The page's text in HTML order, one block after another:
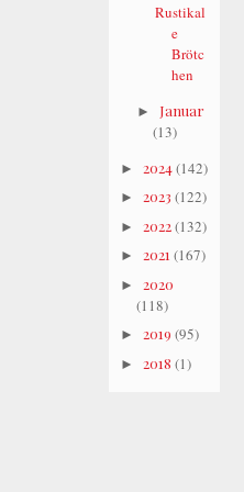
Rustikal
e
Brötc
hen
► Januar
(13)
► 2024(142)
► 2023 (122)
► 2022(132)
► 2021 (167)
► 2020
(118)
► 2019 (95)
► 2018 (1)